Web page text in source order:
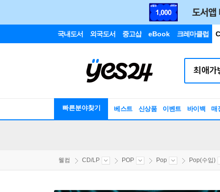
국내도서 외국도서 중고샵 eBook 크레마클럽
빠른분야찾기 베스트 신상품 이벤트 바이백 매
웰컴 CD/LP POP Pop Pop(수입)